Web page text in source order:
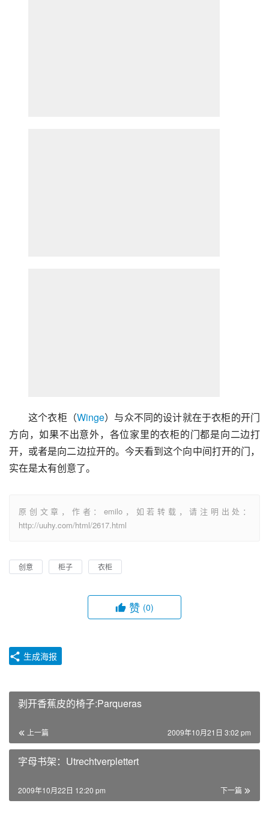
这个衣柜（Winge）与众不同的设计就在于衣柜的开门
方向，如果不出意外，各位家里的衣柜的门都是向二边打
开，或者是向二边拉开的。今天看到这个向中间打开的门，
实在是太有创意了。
原创文章，作者：emilo，如若转载，请注明出处：
http://uuhy.com/html/2617.html
创意 柜子 衣柜
赞 (0)
生成海报
剥开香蕉皮的椅子:Parqueras
上一篇 2009年10月21日 3:02 pm
字母书架：Utrechtverplettert
下一篇
2009年10月22日 12:20 pm